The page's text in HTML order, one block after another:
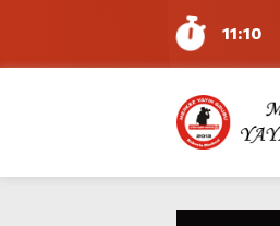
11:10
5:17
5:15
6:54
6:53
6:50